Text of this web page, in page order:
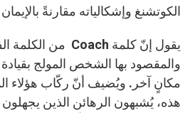
الكوتشنغ وإشكالياته مقارنةً
والمقصود بها الشخص المولج
مكانٍ آخر. ويُضيف أنّ ركّاب هؤلاء
هذه، يُشبهون الرهائن الذين